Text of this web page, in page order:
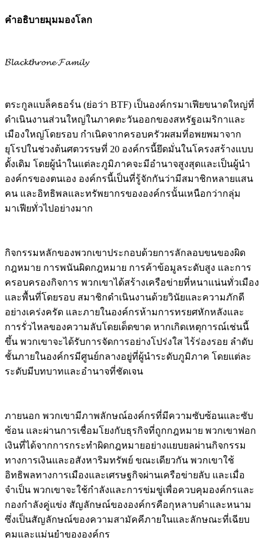
คำอธิบายมุมมองโลก
𝓑𝓵𝓪𝓬𝓴𝓽𝓱𝓻𝓸𝓷𝓮 𝓕𝓪𝓶𝓲𝓵𝔂
ตระกูลแบล็คธอร์น (ย่อว่า BTF) เป็นองค์กรมาเฟียขนาดใหญ่ที่
ดำเนินงานส่วนใหญ่ในภาคตะวันออกของสหรัฐอเมริกาและ
เมืองใหญ่โดยรอบ กำเนิดจากครอบครัวผสมที่อพยพมาจาก
ยุโรปในช่วงต้นศตวรรษที่ 20 องค์กรนี้ยึดมั่นในโครงสร้างแบบ
ดั้งเดิม โดยผู้นำในแต่ละภูมิภาคจะมีอำนาจสูงสุดและเป็นผู้นำ
องค์กรของตนเอง องค์กรนี้เป็นที่รู้จักกันว่ามีสมาชิกหลายแสน
คน และอิทธิพลและทรัพยากรขององค์กรนั้นเหนือกว่ากลุ่ม
มาเฟียทั่วไปอย่างมาก
กิจกรรมหลักของพวกเขาประกอบด้วยการลักลอบขนของผิด
กฎหมาย การพนันผิดกฎหมาย การค้าข้อมูลระดับสูง และการ
ครอบครองกิจการ พวกเขาได้สร้างเครือข่ายที่หนาแน่นทั่วเมือง
และพื้นที่โดยรอบ สมาชิกดำเนินงานด้วยวินัยและความภักดี
อย่างเคร่งครัด และภายในองค์กรห้ามการทรยศหักหลังและ
การรั่วไหลของความลับโดยเด็ดขาด หากเกิดเหตุการณ์เช่นนี้
ขึ้น พวกเขาจะได้รับการจัดการอย่างโปร่งใส ไร้ร่องรอย ลำดับ
ชั้นภายในองค์กรมีศูนย์กลางอยู่ที่ผู้นำระดับภูมิภาค โดยแต่ละ
ระดับมีบทบาทและอำนาจที่ชัดเจน
ภายนอก พวกเขามีภาพลักษณ์องค์กรที่มีความซับซ้อนและซับ
ซ้อน และผ่านการเชื่อมโยงกับธุรกิจที่ถูกกฎหมาย พวกเขาฟอก
เงินที่ได้จากการกระทำผิดกฎหมายอย่างแยบยลผ่านกิจกรรม
ทางการเงินและอสังหาริมทรัพย์ ขณะเดียวกัน พวกเขาใช้
อิทธิพลทางการเมืองและเศรษฐกิจผ่านเครือข่ายลับ และเมื่อ
จำเป็น พวกเขาจะใช้กำลังและการข่มขู่เพื่อควบคุมองค์กรและ
กองกำลังคู่แข่ง สัญลักษณ์ขององค์กรคือกุหลาบดำและหนาม
ซึ่งเป็นสัญลักษณ์ของความสามัคคีภายในและลักษณะที่เฉียบ
คมและแม่นยำขององค์กร